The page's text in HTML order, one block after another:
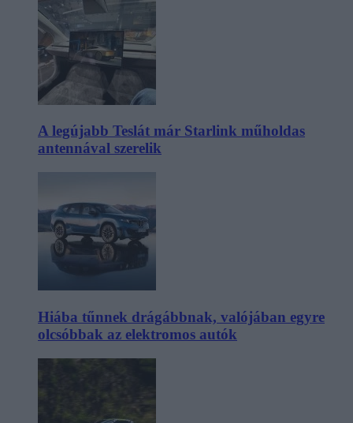
A legújabb Teslát már Starlink műholdas
antennával szerelik
Hiába tűnnek drágábbnak, valójában egyre
olcsóbbak az elektromos autók